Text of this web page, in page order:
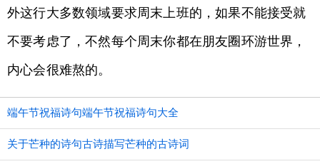
外这行大多数领域要求周末上班的，如果不能接受就
不要考虑了，不然每个周末你都在朋友圈环游世界，
内心会很难熬的。
端午节祝福诗句端午节祝福诗句大全
关于芒种的诗句古诗描写芒种的古诗词